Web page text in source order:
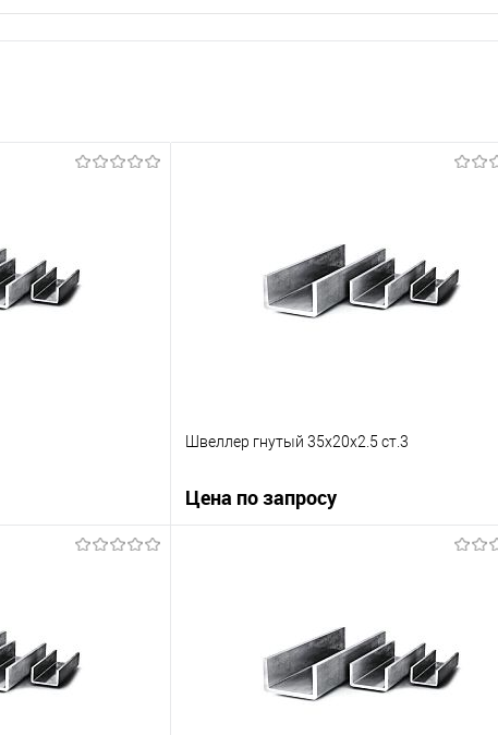
Сравнение
Под заказ
Швеллер гнутый 35х20х2.5 ст.3
Цена по запросу
Купить в 1 клик
Сравнение
В избранное
Под заказ